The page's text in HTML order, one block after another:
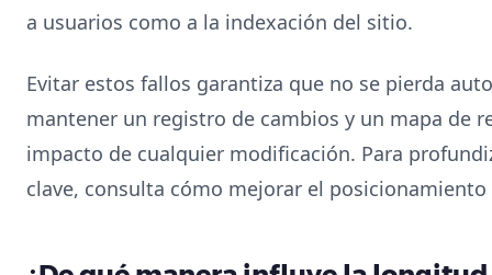
a usuarios como a la indexación del sitio.
Evitar estos fallos garantiza que no se pierda
mantener un registro de cambios y un mapa de
impacto de cualquier modificación. Para
clave, consulta cómo mejorar el posicionamiento